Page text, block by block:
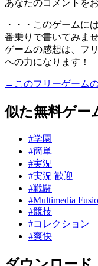
あなたのコメントを
・・・このゲームに
番乗りで書いてみま
ゲームの感想は、フ
への力になります！
→このフリーゲーム
似た無料ゲー
#学園
#簡単
#実況
#実況 歓迎
#戦闘
#Multimedia
#競技
#コレクション
#爽快